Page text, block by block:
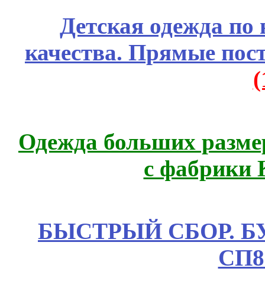
Детская одежда
качества. Прямые
Одежда больших
с фабрики
БЫСТРЫЙ СБОР.